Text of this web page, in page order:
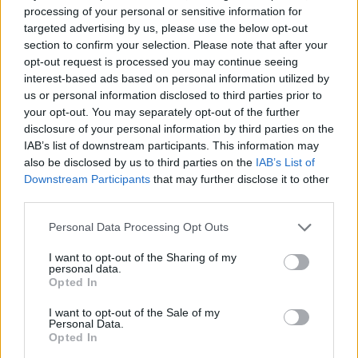
processing of your personal or sensitive information for
targeted advertising by us, please use the below opt-out
section to confirm your selection. Please note that after your
opt-out request is processed you may continue seeing
interest-based ads based on personal information utilized by
us or personal information disclosed to third parties prior to
your opt-out. You may separately opt-out of the further
disclosure of your personal information by third parties on the
IAB’s list of downstream participants. This information may
also be disclosed by us to third parties on the IAB’s List of
Downstream Participants that may further disclose it to other
Please note that this website/app uses one or more Google
not limited to your visit or usage behaviour. You may click to
grant or deny consent to Google and its third-party tags to
use your data for below specified purposes in below Google
consent section.
Personal Data Processing Opt Outs
I want to opt-out of the Sharing of my
personal data.
Opted In
I want to opt-out of the Sale of my
Personal Data.
Opted In
A projekt szempontjából kedvező, hogy az
utóbbi években egyes országokban akár 50%-
kal is nőttek az energiaárak, és a fogyasztók
alternatív megoldásokat keresnek a fosszilis
üzemanyagokkal hajtott járművek helyett.
Az eTukTuk nemcsak az emberiség jövőjére, de
a bolygó egészségére is hatással lehet. Az
eTukTukkal akárki részt vehet a széndioxid
kibocsátást és a légszennyezést mérséklő
harcban. A projekt milliárdok életminőségét
javíthatja, főleg a fejlődő országokban, a fejlett
gazdaságokban szintén rendkívül hasznos
Mindezek fényében kérdés sem fér hozzá,
hogy az eTukTuknak helye van a legjobb
kriptovaluták 1 dollár alatt listánkon.
Látogasd meg az eTukTuk